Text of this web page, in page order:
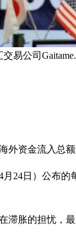
易公司
外资金流入总
24日）公布的
滞胀的担忧，